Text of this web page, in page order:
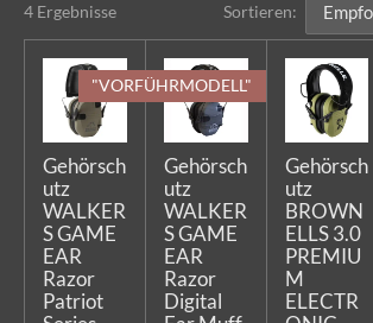
4 Ergebnisse Sortieren:
Gehörsch
utz
WALKER
S GAME
EAR
Razor
Patriot
"VORFÜHRMODELL"
Gehörsch
utz
WALKER
S GAME
EAR
Razor
Digital
Gehörsch
utz
BROWN
ELLS 3.0
PREMIU
M
ELECTR